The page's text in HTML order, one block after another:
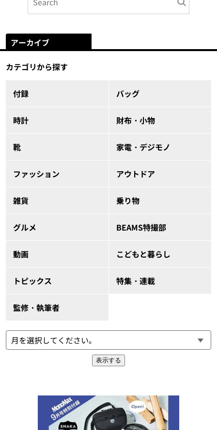
アーカイブ
カテゴリから探す
付録 バッグ
時計 財布・小物
靴 家電・デジモノ
ファッション アウトドア
雑貨 乗り物
グルメ BEAMS特撮部
動画 こどもと暮らし
トピックス 特集・連載
監修・執筆者
表示する